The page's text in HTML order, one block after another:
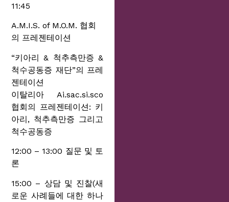
11:45
A.M.I.S. of M.O.M. 협회
의 프레젠테이션
“키아리 & 척추측만증 &
척수공동증 재단”의 프레
젠테이션
이탈리아 Ai.sac.si.sco
협회의 프레젠테이션: 키
아리, 척추측만증 그리고
척수공동증
12:00 – 13:00 질문 및 토
론
15:00 – 상담 및 진찰(새
로운 사례들에 대한 하나